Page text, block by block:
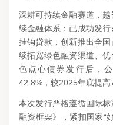
深耕可持续金融赛道，
续金融体系：已成功发
挂钩贷款，创新推出全
续拓宽绿色融资渠道、
色点心债券发行后，
42.8%，较2025年底提高
本次发行严格遵循国际
融资框架》，紧扣国家“